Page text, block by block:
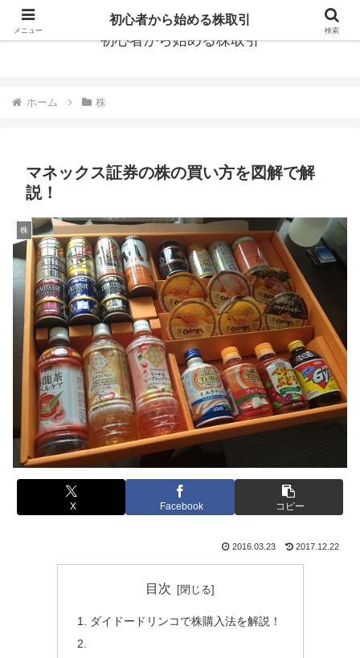
初心者から始める株取引
ホーム 株
マネックス証券の株の買い方を図解で解
説！
株
X Facebook コピー
2016.03.23 2017.12.22
目次
ダイドードリンコで株購入法を解説！
メニュー
初心者から始める株取引
検索